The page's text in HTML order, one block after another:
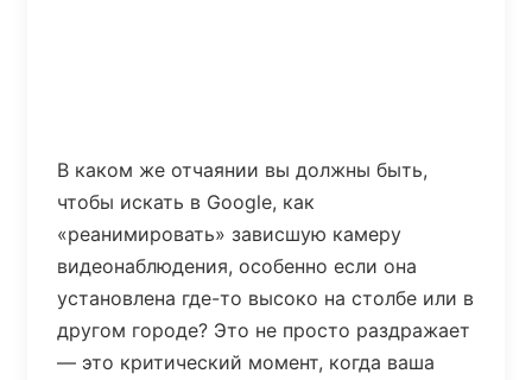
В каком же отчаянии вы должны быть,
чтобы искать в Google, как
«реанимировать» зависшую камеру
видеонаблюдения, особенно если она
установлена где-то высоко на столбе или в
другом городе? Это не просто раздражает
— это критический момент, когда ваша